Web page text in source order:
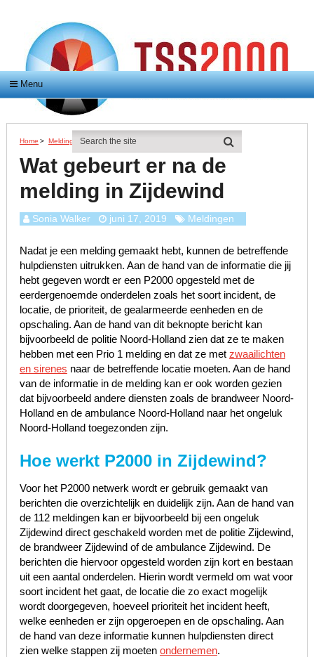
Menu
Home > Meldingen > Wat Gebeurt Er Na De Melding In Zijdewind
Wat gebeurt er na de
melding in Zijdewind
Sonia Walker juni 17, 2019 Meldingen
Nadat je een melding gemaakt hebt, kunnen de betreffende
hulpdiensten uitrukken. Aan de hand van de informatie die jij
hebt gegeven wordt er een P2000 opgesteld met de
eerdergenoemde onderdelen zoals het soort incident, de
locatie, de prioriteit, de gealarmeerde eenheden en de
opschaling. Aan de hand van dit beknopte bericht kan
bijvoorbeeld de politie Noord-Holland zien dat ze te maken
hebben met een Prio 1 melding en dat ze met zwaailichten
en sirenes naar de betreffende locatie moeten. Aan de hand
van de informatie in de melding kan er ook worden gezien
dat bijvoorbeeld andere diensten zoals de brandweer Noord-
Holland en de ambulance Noord-Holland naar het ongeluk
Noord-Holland toegezonden zijn.
Hoe werkt P2000 in Zijdewind?
Voor het P2000 netwerk wordt er gebruik gemaakt van
berichten die overzichtelijk en duidelijk zijn. Aan de hand van
de 112 meldingen kan er bijvoorbeeld bij een ongeluk
Zijdewind direct geschakeld worden met de politie Zijdewind,
de brandweer Zijdewind of de ambulance Zijdewind. De
berichten die hiervoor opgesteld worden zijn kort en bestaan
uit een aantal onderdelen. Hierin wordt vermeld om wat voor
soort incident het gaat, de locatie die zo exact mogelijk
wordt doorgegeven, hoeveel prioriteit het incident heeft,
welke eenheden er zijn opgeroepen en de opschaling. Aan
de hand van deze informatie kunnen hulpdiensten direct
zien welke stappen zij moeten ondernemen.